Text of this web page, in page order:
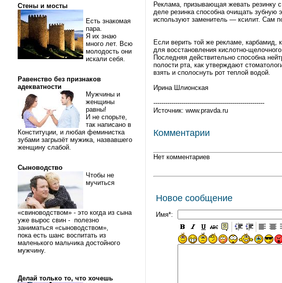
Стены и мосты
Есть знакомая
пара.
Я их знаю
много лет. Всю
молодость они
искали себя.
Равенство без признаков
адекватности
Мужчины и
женщины
равны!
И не спорьте,
так написано в
Конституции, и любая феминистка
зубами загрызёт мужика, назвавшего
женщину слабой.
Сыноводство
Чтобы не
мучиться
«свиноводством» - это когда из сына
уже вырос свин - полезно
заниматься «сыноводством»,
пока есть шанс воспитать из
маленького мальчика достойного
мужчину.
Делай только то, что хочешь
Реклама, призывающая жевать резинку
деле резинка способна очищать зубную
используют заменитель — ксилит. Сам
Если верить той же рекламе, карбамид,
для восстановления кислотно-
Последняя действительно способна
полости рта, как утверждают
взять и сполоснуть рот теплой водой.
Ирина Шлионская
-------------------------------------------------------
Источник: www.pravda.ru
Комментарии
Нет комментариев
Новое сообщение
Имя*: